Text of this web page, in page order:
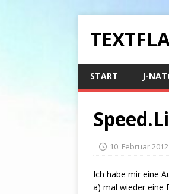
START J-
10. Februar 2012
Ich habe mir eine
a) mal wieder eine